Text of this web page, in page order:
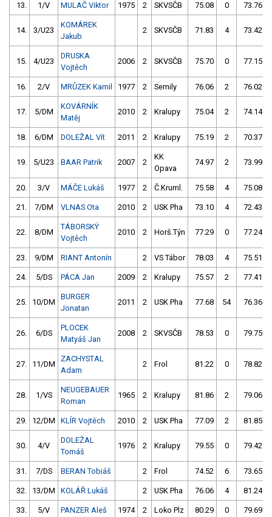
13. 1/V MULAČ Viktor 1975 2 SKVSČB 75.08 0 73.76
14. 3/U23
KOMÁREK
Jakub
2 SKVSČB 71.83 4 73.42
15. 4/U23
DRUSKA
Vojtěch
2006 2 SKVSČB 75.70 0 77.15
16. 2/V MRŮZEK Kamil 1977 2 Semily 76.06 2 76.02
17. 5/DM
KOVÁRNÍK
Matěj
2010 2 Kralupy 75.04 2 74.14
18. 6/DM DOLEŽAL Vít 2011 2 Kralupy 75.19 2 70.37
19. 5/U23 BAAR Patrik 2007 2
KK
Opava
74.97 2 73.99
20. 3/V MÁČE Lukáš 1977 2 Č.Kruml. 75.58 4 75.08
21. 7/DM VLNAS Ota 2010 2 USK Pha 73.10 4 72.43
22. 8/DM
TÁBORSKÝ
Vojtěch
2010 2 Horš.Týn 77.29 0 77.24
23. 9/DM RIANT Antonín 2 VS Tábor 78.03 4 75.51
24. 5/DS PÁCA Jan 2009 2 Kralupy 75.57 2 77.41
25. 10/DM
BURGER
Jonatan
2011 2 USK Pha 77.68 54 76.36
26. 6/DS
PLOCEK
Matyáš Jan
2008 2 SKVSČB 78.53 0 79.75
27. 11/DM
ZACHYSTAL
Adam
2 Frol 81.22 0 78.82
28. 1/VS
NEUGEBAUER
Roman
1965 2 Kralupy 81.86 2 79.06
29. 12/DM KLÍR Vojtěch 2010 2 USK Pha 77.09 2 81.85
30. 4/V
DOLEŽAL
Tomáš
1976 2 Kralupy 79.55 0 79.42
31. 7/DS BERAN Tobiáš 2 Frol 74.52 6 73.65
32. 13/DM KOLÁŘ Lukáš 2 USK Pha 76.06 4 81.24
33. 5/V PANZER Aleš 1974 2 Loko Plz 80.29 0 79.69